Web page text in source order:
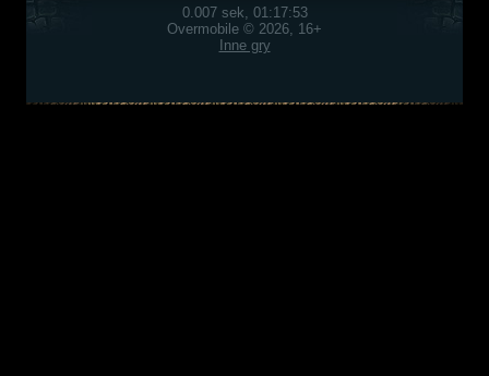
0.007 sek, 01:17:53
Overmobile © 2026, 16+
Inne gry